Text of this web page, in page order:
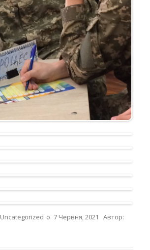
Uncategorized о 7 Червня, 2021
Автор: